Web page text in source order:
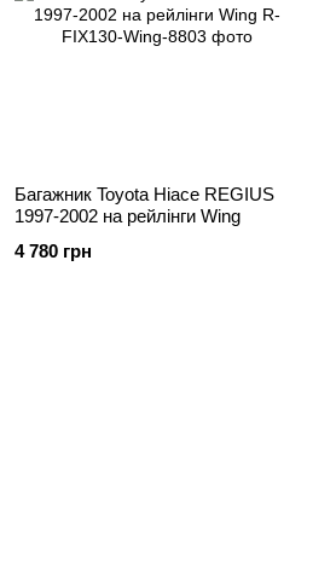
Багажник Toyota Hiace REGIUS
1997-2002 на рейлінги Wing
4 780 грн